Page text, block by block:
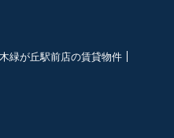
緑が丘駅前店の賃貸物件